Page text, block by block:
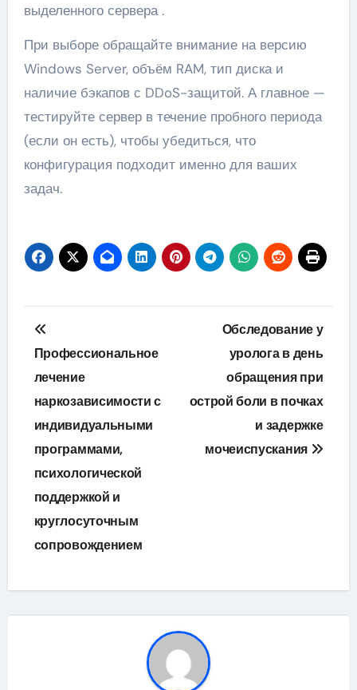
выделенного сервера .
При выборе обращайте внимание на версию
Windows Server, объём RAM, тип диска и
наличие бэкапов с DDoS-защитой. А главное —
тестируйте сервер в течение пробного периода
(если он есть), чтобы убедиться, что
конфигурация подходит именно для ваших
задач.
Навигация
по
записям
Профессиональное
лечение
наркозависимости с
индивидуальными
программами,
психологической
поддержкой и
круглосуточным
сопровождением
Обследование у
уролога в день
обращения при
острой боли в почках
и задержке
мочеиспускания